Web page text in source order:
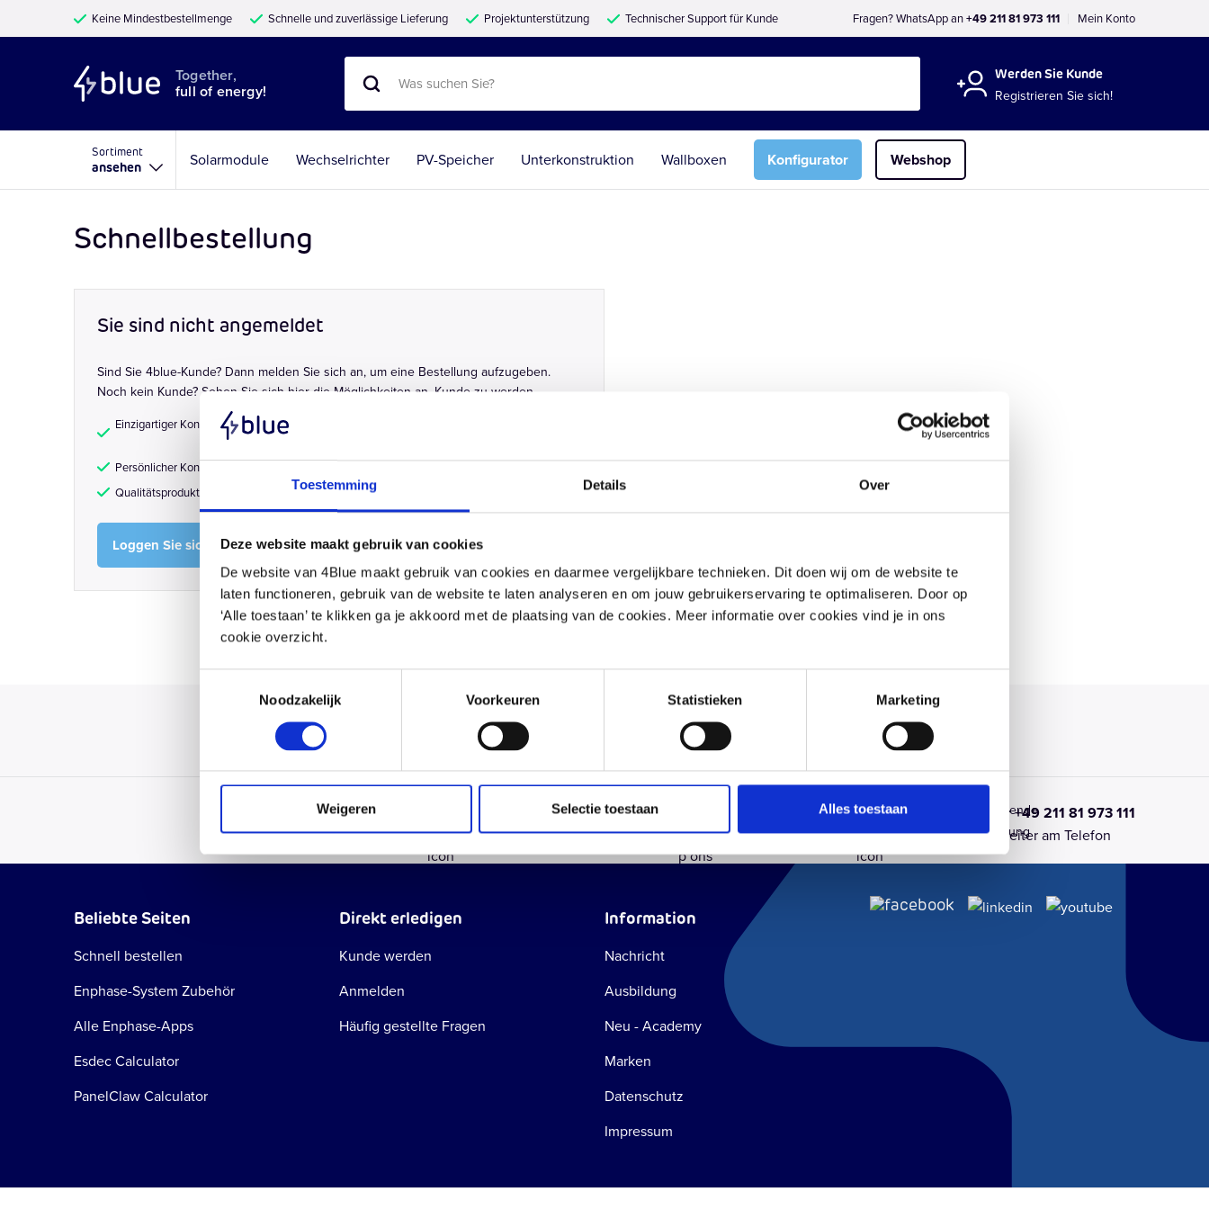
Toestemming Details Over
Deze website maakt gebruik van cookies
De website van 4Blue maakt gebruik van cookies en daarmee vergelijkbare technieken. Dit doen wij om de website te
laten functioneren, gebruik van de website te laten analyseren en om jouw gebruikerservaring te optimaliseren. Door op
‘Alle toestaan’ te klikken ga je akkoord met de plaatsing van de cookies. Meer informatie over cookies vind je in ons
cookie overzicht.
Noodzakelijk
Voorkeuren Statistieken Marketing
Weigeren Selectie toestaan Alles toestaan
Keine Mindestbestellmenge Schnelle und zuverlässige Lieferung Projektunterstützung Technischer Support für Kunde Fragen? WhatsApp an+49 211 81 973 111 Mein Konto
Together,
full of energy!
Werden Sie Kunde
Registrieren Sie sich!
Sortiment
ansehen Solarmodule Wechselrichter PV-Speicher Unterkonstruktion Wallboxen Konfigurator Webshop
Schnellbestellung
Sie sind nicht angemeldet
Sind Sie 4blue-Kunde? Dann melden Sie sich an, um eine Bestellung aufzugeben.
Noch kein Kunde? Sehen Sie sich hier die Möglichkeiten an, Kunde zu werden
Einzigartiger Konfigurator
Persönlicher Kontakt
Qualitätsprodukte
Direkt ab Lager lieferbar
Loggen Sie sich ein oder werden Sie Kunde
Hast du eine Frage? Nimm Kontakt mit uns auf!
Wir sind von Montag bis Freitag zwischen 08:30 und 17:00 Uhr erreichbar.
Schreib eine E-Mail
Antwort innerhalb einer Stunde
WhatsApp uns
Schnell und einfach
Ruf uns an unter +49 211 81 973 111
Sofort ein Mitarbeiter am Telefon
Konfigurator
Persönlicher
Kontakt
Bestellkomfort
Schnellstwachsende
Solargroßhandlung
Beliebte Seiten
Schnell bestellen
Enphase-System Zubehör
Alle Enphase-Apps
Esdec Calculator
PanelClaw Calculator
Direkt erledigen
Kunde werden
Anmelden
Häufig gestellte Fragen
Information
Nachricht
Ausbildung
Neu - Academy
Marken
Datenschutz
Impressum